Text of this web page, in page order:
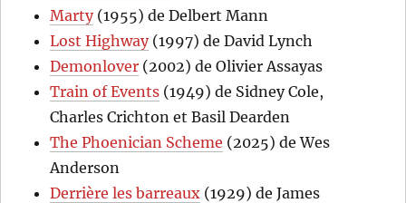
Marty(1955) de Delbert Mann
Lost Highway(1997) de David Lynch
Demonlover (2002) de Olivier Assayas
Train of Events (1949) de Sidney Cole,
Charles Crichton et Basil Dearden
The Phoenician Scheme (2025) de Wes
Anderson
Derrière les barreaux (1929) de James